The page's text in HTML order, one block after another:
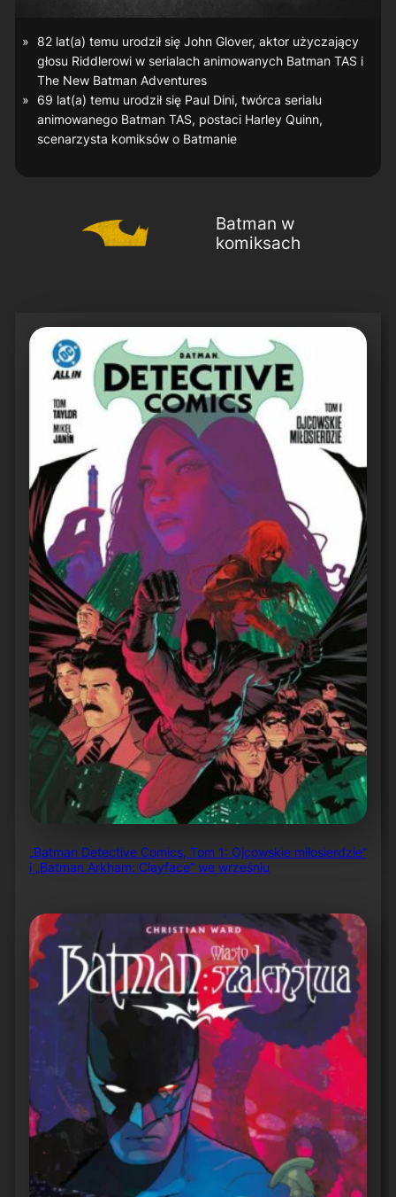
82 lat(a) temu urodził się John Glover, aktor użyczający
głosu Riddlerowi w serialach animowanych Batman TAS i
The New Batman Adventures
69 lat(a) temu urodził się Paul Dini, twórca serialu
animowanego Batman TAS, postaci Harley Quinn,
scenarzysta komiksów o Batmanie
Batman w
komiksach
„Batman Detective Comics, Tom 1: Ojcowskie miłosierdzie”
i „Batman Arkham: Clayface” we wrześniu